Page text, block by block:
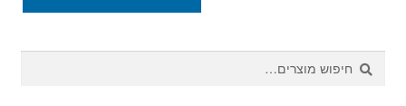
עד
חיפוש
עבור:
חיפוש